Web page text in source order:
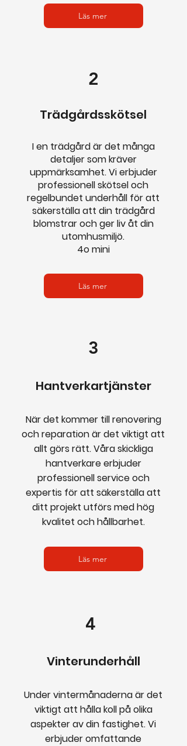
Läs mer
2
Trädgårdsskötsel
I en trädgård är det många
detaljer som kräver
uppmärksamhet. Vi erbjuder
professionell skötsel och
regelbundet underhåll för att
säkerställa att din trädgård
blomstrar och ger liv åt din
utomhusmiljö.
4o mini
Läs mer
3
Hantverkartjänster
När det kommer till renovering
och reparation är det viktigt att
allt görs rätt. Våra skickliga
hantverkare erbjuder
professionell service och
expertis för att säkerställa att
ditt projekt utförs med hög
kvalitet och hållbarhet.
Läs mer
4
Vinterunderhåll
Under vintermånaderna är det
viktigt att hålla koll på olika
aspekter av din fastighet. Vi
erbjuder omfattande